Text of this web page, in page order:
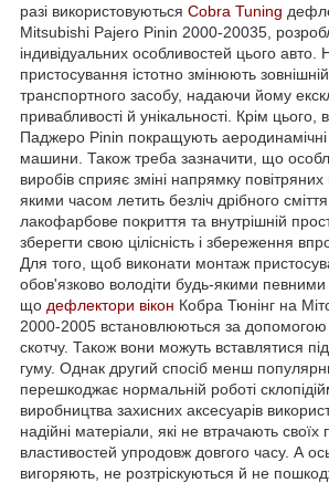
разі використовуються Cobra Tuning
Mitsubishi Pajero Pinin 2000-20035,
індивідуальних особливостей цього авто.
пристосування істотно змінюють
транспортного засобу, надаючи йому
привабливості й унікальності. Крім цього,
Паджеро Pinin покращують аеродинамічні
машини. Також треба зазначити, що
виробів сприяє зміні напрямку повітряних
якими часом летить безліч дрібного
лакофарбове покриття та внутрішній
зберегти свою цілісність і збереження
Для того, щоб виконати монтаж
обов'язково володіти будь-якими певними
що дефлектори вікон Кобра Тюнінг на
2000-2005 встановлюються за допомогою
скотчу. Також вони можуть вставлятися
гуму. Однак другий спосіб менш
перешкоджає нормальній роботі
виробництва захисних аксесуарів
надійні матеріали, які не втрачають своїх
властивостей упродовж довгого часу. А
вигоряють, не розтріскуються й не